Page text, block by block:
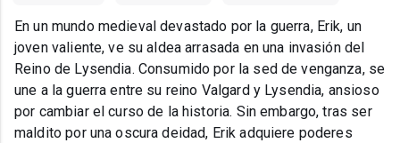
En un mundo medieval devastado por la guerra, Erik, un
joven valiente, ve su aldea arrasada en una invasión del
Reino de Lysendia. Consumido por la sed de venganza, se
une a la guerra entre su reino Valgard y Lysendia, ansioso
por cambiar el curso de la historia. Sin embargo, tras ser
maldito por una oscura deidad, Erik adquiere poderes